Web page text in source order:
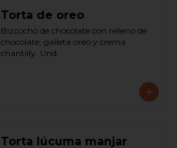
Torta de oreo
Bizcocho de chocolate con relleno de
chocolate, galleta oreo y crema
chantilly. Und.
Torta lúcuma manjar